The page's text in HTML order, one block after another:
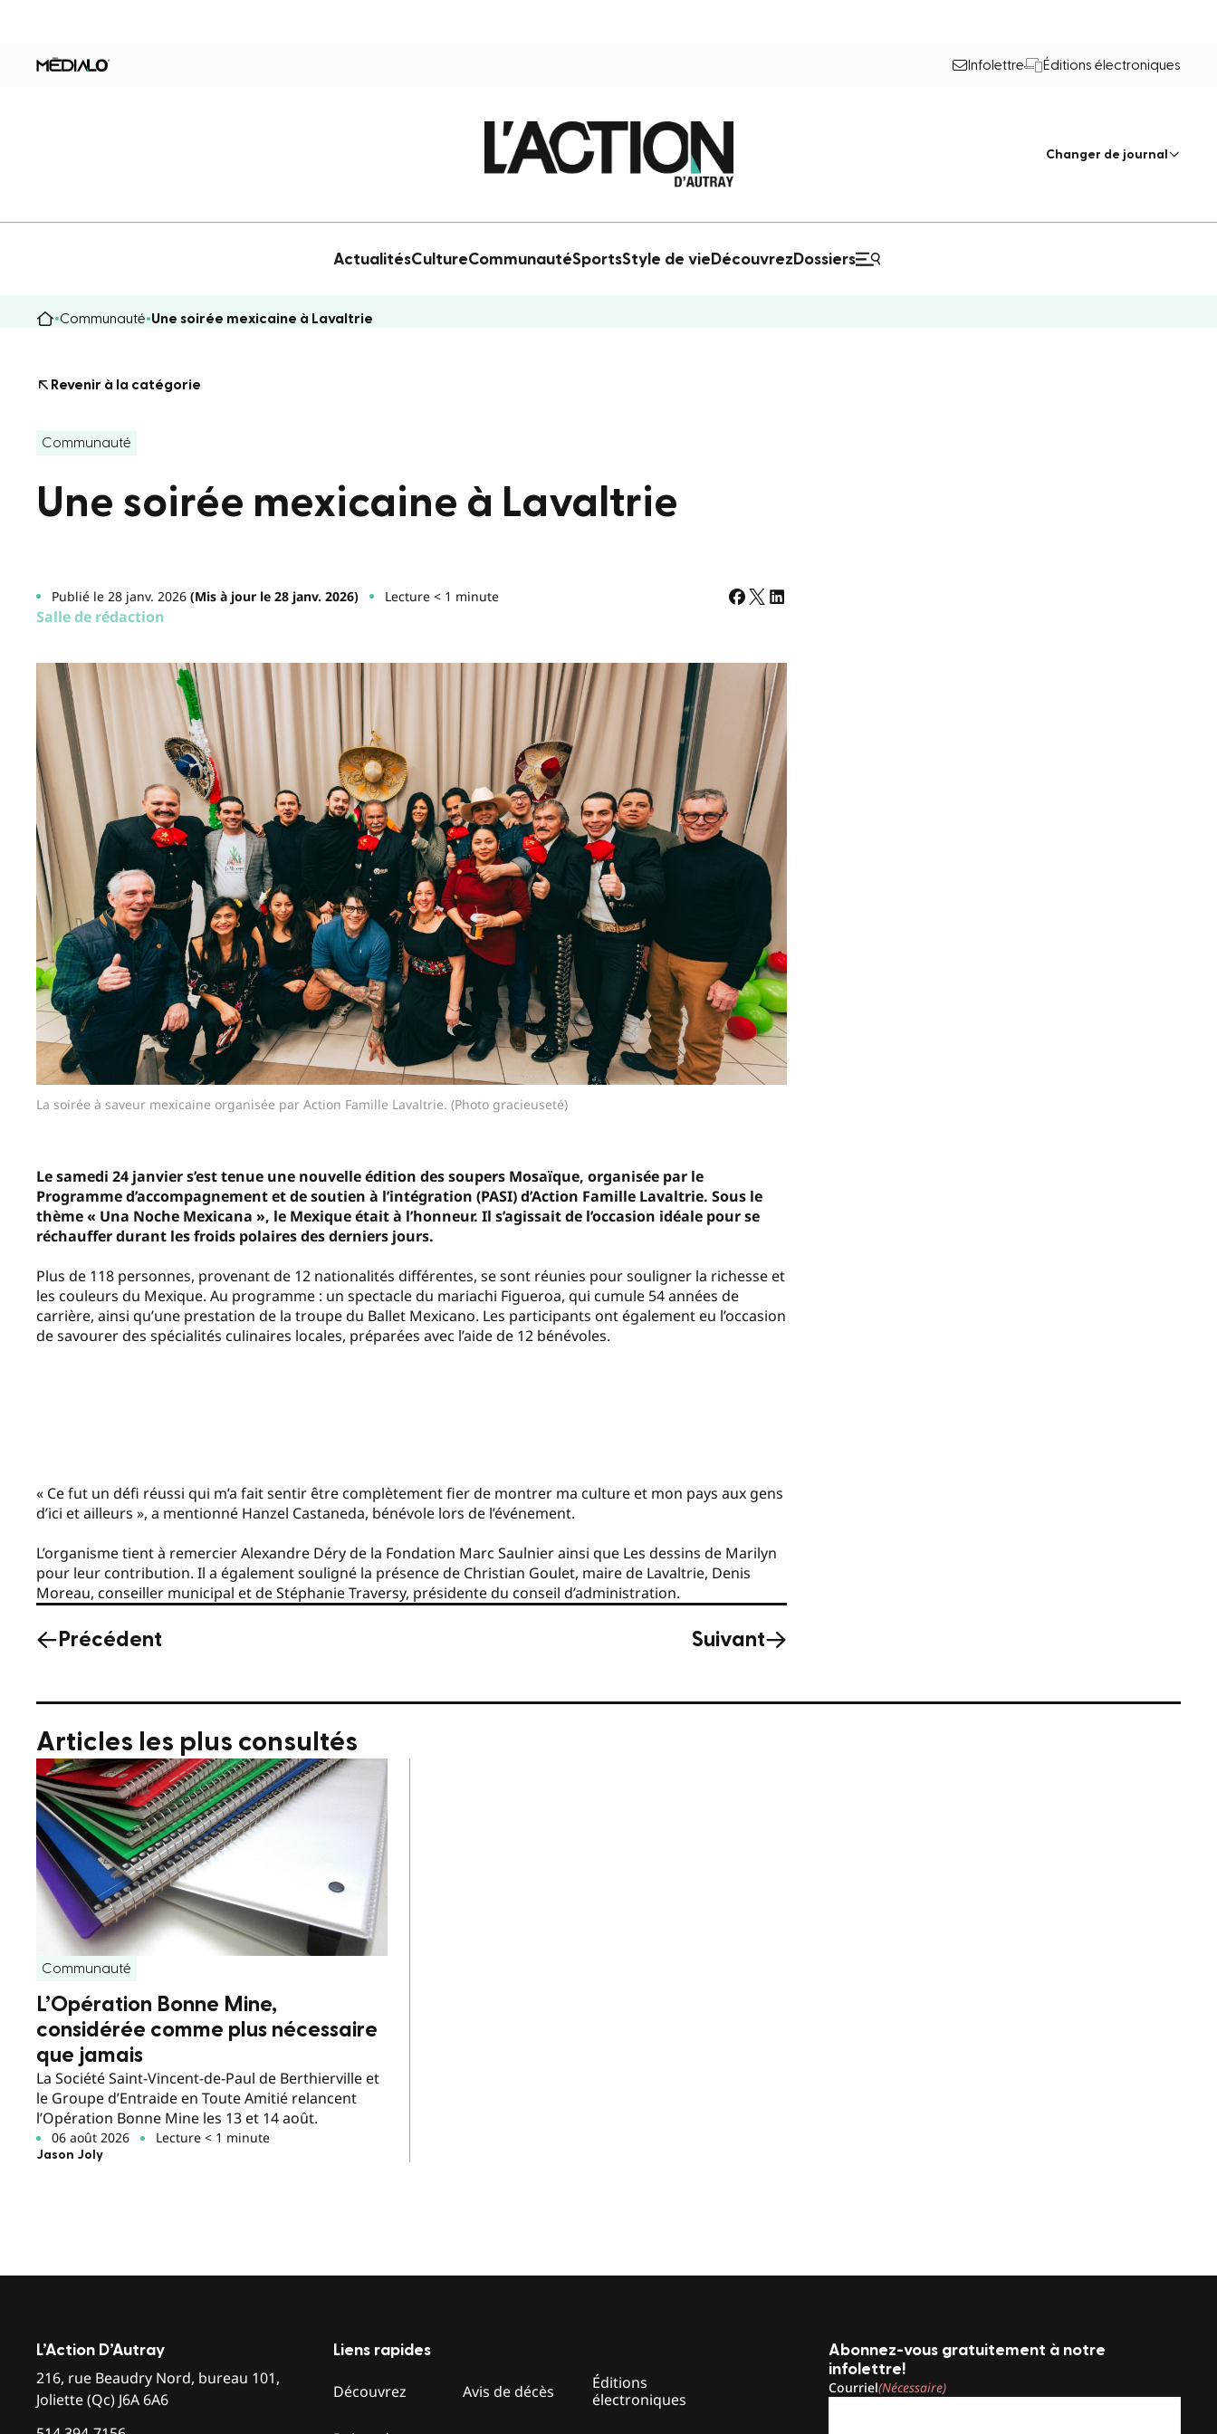
Infolettre Éditions électroniques
Changer de journal
ActualitésCultureCommunautéSportsStyle de vie Découvrez Dossiers
Communauté Une soirée mexicaine à Lavaltrie
Revenir à la catégorie
Communauté
Une soirée mexicaine à Lavaltrie
Publié le 28 janv. 2026(Mis à jour le 28 janv. 2026) Lecture < 1 minute
Salle de rédaction
La soirée à saveur mexicaine organisée par Action Famille Lavaltrie. (Photo gracieuseté)
Le samedi 24 janvier s’est tenue une nouvelle édition des soupers Mosaïque, organisée par le
Programme d’accompagnement et de soutien à l’intégration (PASI) d’Action Famille Lavaltrie. Sous le
thème « Una Noche Mexicana », le Mexique était à l’honneur. Il s’agissait de l’occasion idéale pour se
réchauffer durant les froids polaires des derniers jours.
Plus de 118 personnes, provenant de 12 nationalités différentes, se sont réunies pour souligner la richesse et
les couleurs du Mexique. Au programme : un spectacle du mariachi Figueroa, qui cumule 54 années de
carrière, ainsi qu’une prestation de la troupe du Ballet Mexicano. Les participants ont également eu l’occasion
de savourer des spécialités culinaires locales, préparées avec l’aide de 12 bénévoles.
« Ce fut un défi réussi qui m’a fait sentir être complètement fier de montrer ma culture et mon pays aux gens
d’ici et ailleurs », a mentionné Hanzel Castaneda, bénévole lors de l’événement.
L’organisme tient à remercier Alexandre Déry de la Fondation Marc Saulnier ainsi que Les dessins de Marilyn
pour leur contribution. Il a également souligné la présence de Christian Goulet, maire de Lavaltrie, Denis
Moreau, conseiller municipal et de Stéphanie Traversy, présidente du conseil d’administration.
Précédent Suivant
Articles les plus consultés
Communauté
L’Opération Bonne Mine,
considérée comme plus nécessaire
que jamais
La Société Saint-Vincent-de-Paul de Berthierville et
le Groupe d’Entraide en Toute Amitié relancent
l’Opération Bonne Mine les 13 et 14 août.
06 août 2026 Lecture < 1 minute
Jason Joly
L’Action D’Autray
216, rue Beaudry Nord, bureau 101,
Joliette (Qc) J6A 6A6
Liens rapides
Découvrez Avis de décès
Éditions
électroniques
Abonnez-vous gratuitement à notre
infolettre!
Courriel(Nécessaire)